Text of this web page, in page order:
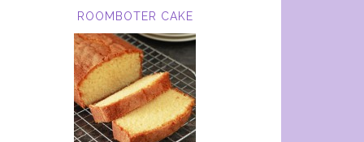
ROOMBOTER CAKE